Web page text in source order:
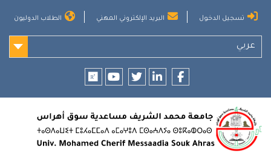
تسجيل الدخول البريد الإلكتروني المهني الطلاب الدوليون
عربي